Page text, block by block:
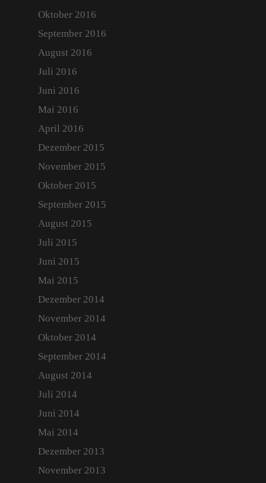
Oktober 2016
September 2016
August 2016
Juli 2016
Juni 2016
Mai 2016
April 2016
Dezember 2015
November 2015
Oktober 2015
September 2015
August 2015
Juli 2015
Juni 2015
Mai 2015
Dezember 2014
November 2014
Oktober 2014
September 2014
August 2014
Juli 2014
Juni 2014
Mai 2014
Dezember 2013
November 2013